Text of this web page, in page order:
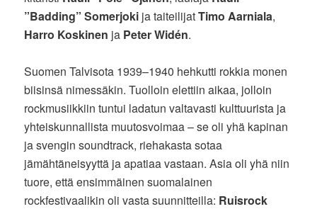
”Badding” Somerjoki ja taiteilijatTimo Aarniala,
Harro Koskinen ja Peter Widén.
Suomen Talvisota 1939–1940 hehkutti rokkia monen
biisinsä nimessäkin. Tuolloin elettiin aikaa, jolloin
rockmusiikkiin tuntui ladatun valtavasti kulttuurista ja
yhteiskunnallista muutosvoimaa – se oli yhä kapinan
ja svengin soundtrack, riehakasta sotaa
jämähtäneisyyttä ja apatiaa vastaan. Asia oli yhä niin
tuore, että ensimmäinen suomalainen
rockfestivaalikin oli vasta suunnitteilla: Ruisrock